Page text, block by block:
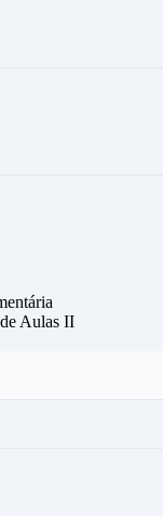
Aulas II